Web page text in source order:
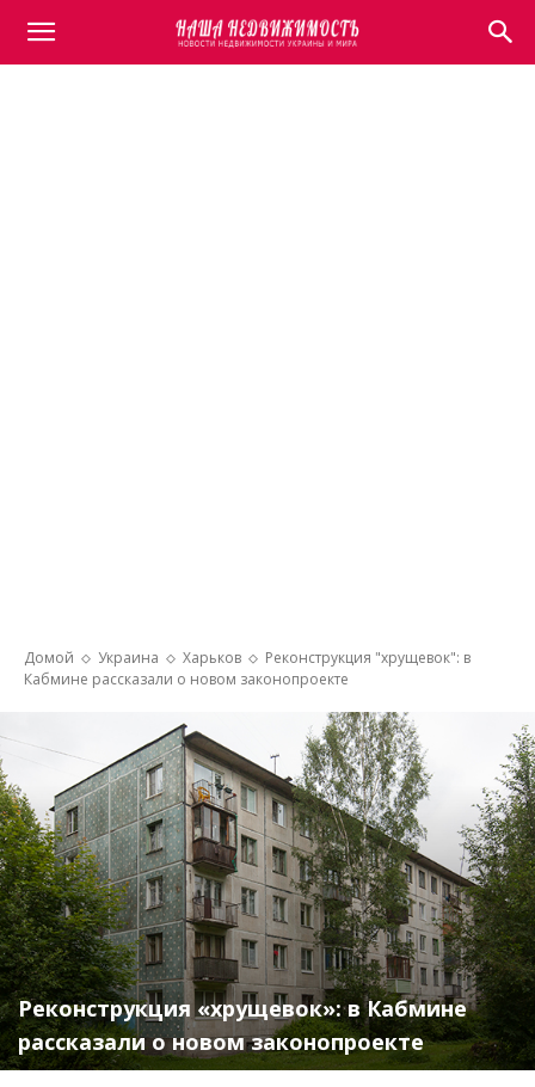
Домой Украина Харьков
Реконструкция "хрущевок": в
Кабмине рассказали о новом законопроекте
Реконструкция «хрущевок»: в Кабмине
рассказали о новом законопроекте